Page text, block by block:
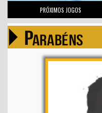
PRÓXIMOS JOGOS